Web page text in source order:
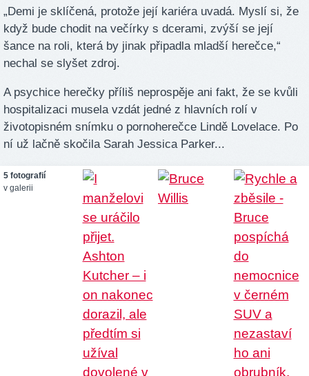
„Demi je sklíčená, protože její kariéra uvadá. Myslí si, že
když bude chodit na večírky s dcerami, zvýší se její
šance na roli, která by jinak připadla mladší herečce,“
nechal se slyšet zdroj.
A psychice herečky příliš neprospěje ani fakt, že se kvůli
hospitalizaci musela vzdát jedné z hlavních rolí v
životopisném snímku o pornoherečce Lindě Lovelace. Po
ní už lačně skočila Sarah Jessica Parker...
5 fotografií
v galerii